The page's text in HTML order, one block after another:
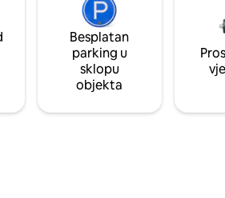
Besplatan
parking u
sklopu
objekta